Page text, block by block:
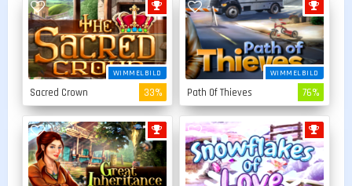
WIMMELBILD
Sacred Crown 33%
WIMMELBILD
Path Of Thieves 76%